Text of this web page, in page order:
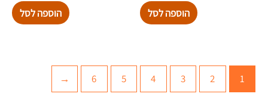
הוספה לסל הוספה לסל
1
2
3
4
5
6
←